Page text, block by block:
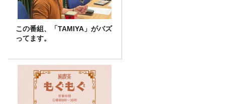
この番組、「TAMIYA」がバズ
ってます。